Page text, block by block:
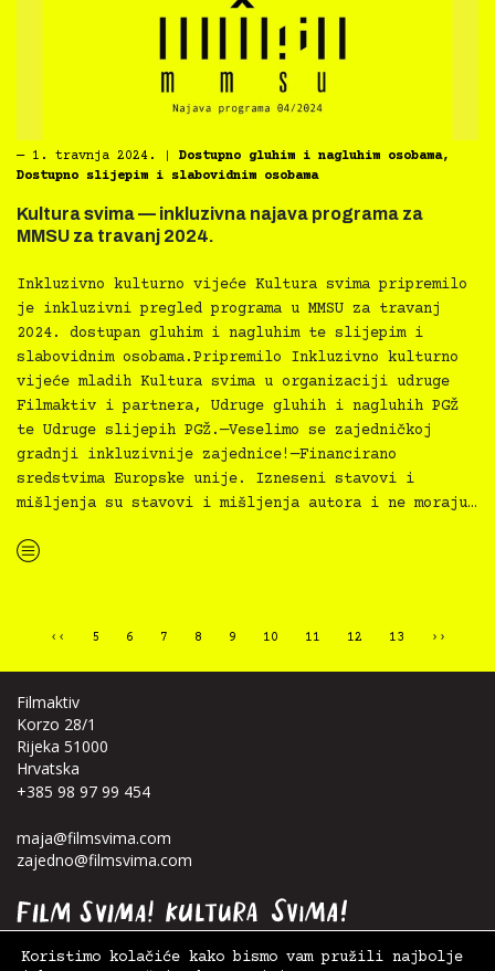
― 1. travnja 2024. Dostupno gluhim i nagluhim osobama,
Dostupno slijepim i slabovidnim osobama
Kultura svima — inkluzivna najava programa za
MMSU za travanj 2024.
Inkluzivno kulturno vijeće Kultura svima pripremilo
je inkluzivni pregled programa u MMSU za travanj
2024. dostupan gluhim i nagluhim te slijepim i
slabovidnim osobama.Pripremilo Inkluzivno kulturno
vijeće mladih Kultura svima u organizaciji udruge
Filmaktiv i partnera, Udruge gluhih i nagluhih PGŽ
te Udruge slijepih PGŽ.—Veselimo se zajedničkoj
gradnji inkluzivnije zajednice!—Financirano
sredstvima Europske unije. Izneseni stavovi i
mišljenja su stavovi i mišljenja autora i ne moraju…
“Kultura svima — inkluzivna najava programa za MMSU za travanj 2024.”
‹‹ 5 6 7 8 9 10 11 12 13 ››
Filmaktiv
Korzo 28/1
Rijeka 51000
Hrvatska
+385 98 97 99 454
maja@filmsvima.com
zajedno@filmsvima.com
Koristimo kolačiće kako bismo vam pružili najbolje